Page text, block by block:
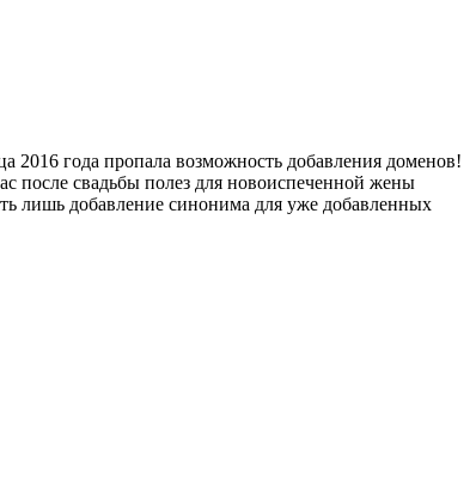
2016 года пропала возможность добавления доменов!
после свадьбы полез для новоиспеченной жены
лишь добавление синонима для уже добавленных